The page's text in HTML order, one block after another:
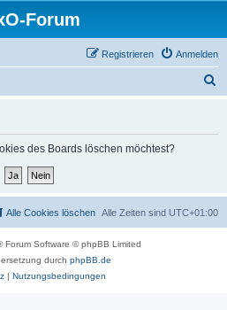
Forum
Anmelden
Registrieren
des Boards löschen möchtest?
Alle Zeiten sind UTC+01:00
Alle Cookies löschen
Forum Software © phpBB Limited
durch phpBB.de
| Nutzungsbedingungen